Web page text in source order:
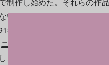
制作し始めた。それらの作品
い。しかし、フランスでは
）が最も大きなインパクト
ニューヨーク
、アメリカのモダニズムア